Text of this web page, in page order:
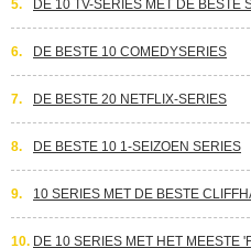
5. DE 10 TV-SERIES MET DE BESTE
6. DE BESTE 10 COMEDYSERIES
7. DE BESTE 20 NETFLIX-SERIES
8. DE BESTE 10 1-SEIZOEN SERIES
9. 10 SERIES MET DE BESTE
10. DE 10 SERIES MET HET MEESTE